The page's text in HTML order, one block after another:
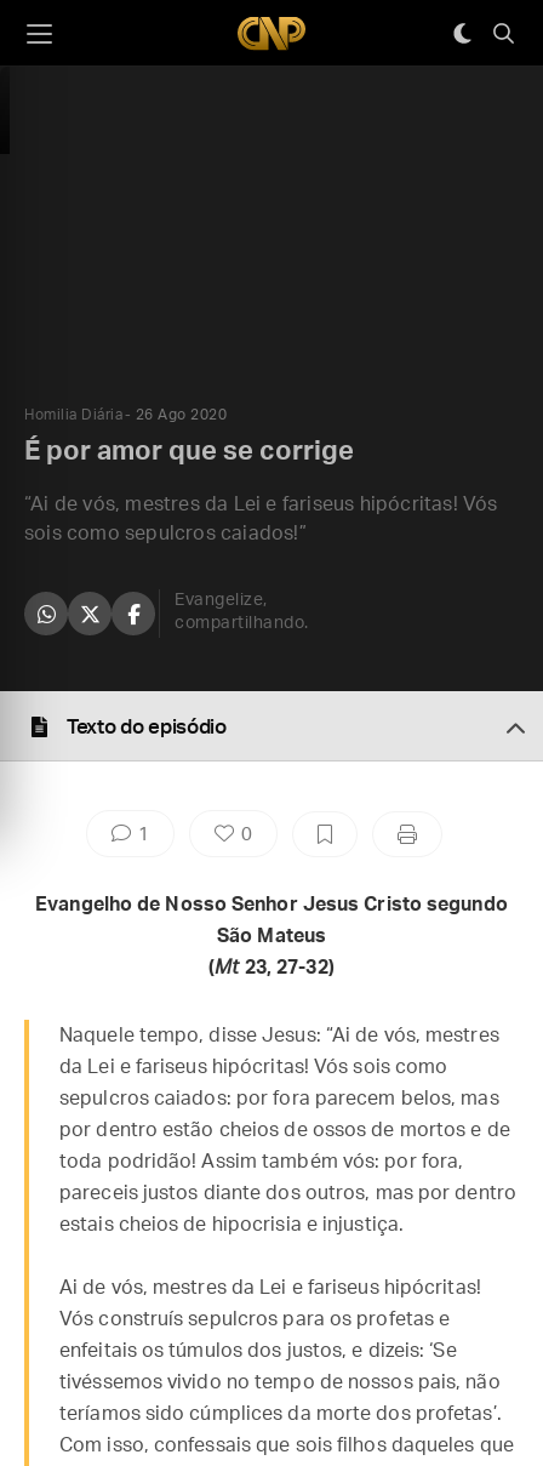
Homilia Diária 26 Ago 2020
É por amor que se corrige
“Ai de vós, mestres da Lei e fariseus hipócritas! Vós
sois como sepulcros caiados!”
Evangelize,
compartilhando.
Texto do episódio
1 0
Evangelho de Nosso Senhor Jesus Cristo segundo
São Mateus
(Mt 23, 27-32)
Naquele tempo, disse Jesus: “Ai de vós, mestres
da Lei e fariseus hipócritas! Vós sois como
sepulcros caiados: por fora parecem belos, mas
por dentro estão cheios de ossos de mortos e de
toda podridão! Assim também vós: por fora,
pareceis justos diante dos outros, mas por dentro
estais cheios de hipocrisia e injustiça.
Ai de vós, mestres da Lei e fariseus hipócritas!
Vós construís sepulcros para os profetas e
enfeitais os túmulos dos justos, e dizeis: ‘Se
tivéssemos vivido no tempo de nossos pais, não
teríamos sido cúmplices da morte dos profetas’.
Com isso, confessais que sois filhos daqueles que